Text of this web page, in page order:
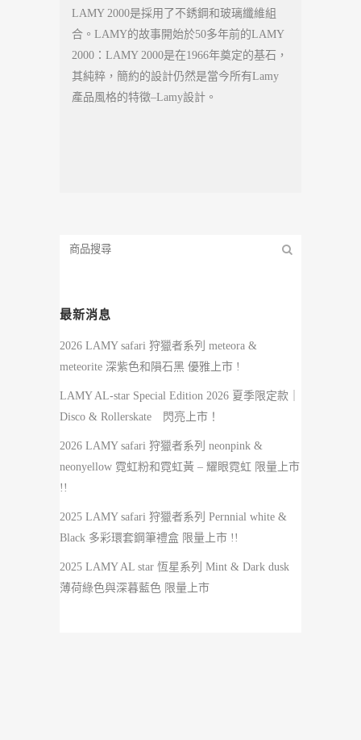
LAMY 2000是採用了不銹鋼和玻璃纖維組
合。LAMY的故事開始於50多年前的LAMY
2000：LAMY 2000是在1966年奠定的基石，
其純粹，簡約的設計仍然是當今所有Lamy
產品風格的特徵–Lamy設計。
最新消息
2026 LAMY safari 狩獵者系列 meteora &
meteorite 深紫色和隕石黑 優雅上市 !
LAMY AL-star Special Edition 2026 夏季限定款｜
Disco & Rollerskate 閃亮上市！
2026 LAMY safari 狩獵者系列 neonpink &
neonyellow 霓虹粉和霓虹黃 – 耀眼霓虹 限量上市
!!
2025 LAMY safari 狩獵者系列 Pernnial white &
Black 多彩環套鋼筆禮盒 限量上市 !!
2025 LAMY AL star 恆星系列 Mint & Dark dusk
薄荷綠色與深暮藍色 限量上市